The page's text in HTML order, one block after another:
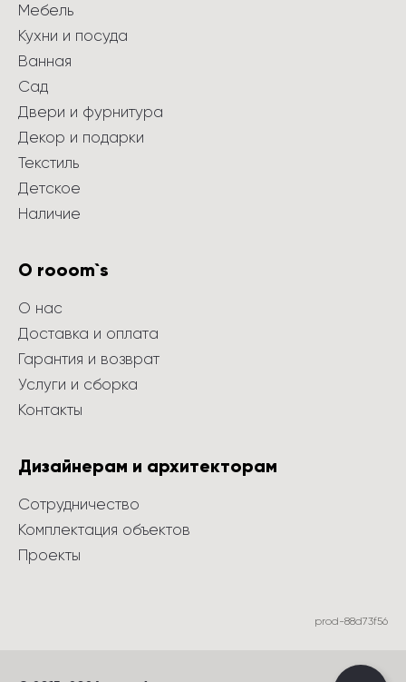
Мебель
Кухни и посуда
Ванная
Сад
Двери и фурнитура
Декор и подарки
Текстиль
Детское
Наличие
О rooom`s
О нас
Доставка и оплата
Гарантия и возврат
Услуги и сборка
Контакты
Дизайнерам и архитекторам
Сотрудничество
Комплектация объектов
Проекты
prod-88d73f56